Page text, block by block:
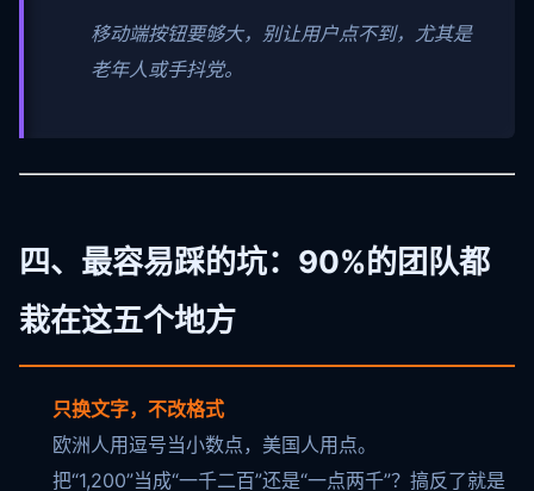
移动端按钮要够大，别让用户点不到，尤其是
老年人或手抖党。
四、最容易踩的坑：90%的团队都
栽在这五个地方
只换文字，不改格式
欧洲人用逗号当小数点，美国人用点。
把“1,200”当成“一千二百”还是“一点两千”？搞反了就是